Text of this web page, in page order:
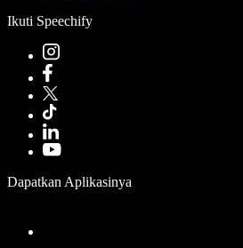
Ikuti Speechify
Dapatkan Aplikasinya